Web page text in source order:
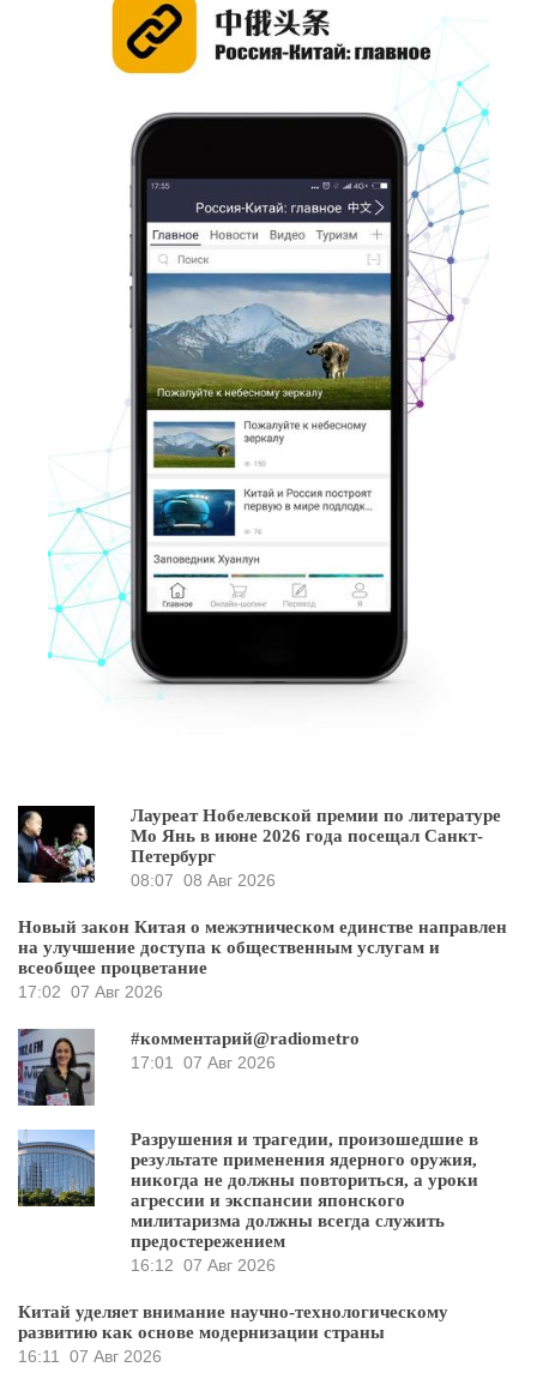
Лауреат Нобелевской премии по литературе
Мо Янь в июне 2026 года посещал Санкт-
Петербург
08:07 08 Авг 2026
Новый закон Китая о межэтническом единстве направлен
на улучшение доступа к общественным услугам и
всеобщее процветание
17:02 07 Авг 2026
#комментарий@radiometro
17:01
07 Авг 2026
Разрушения и трагедии, произошедшие в
результате применения ядерного оружия,
никогда не должны повториться, а уроки
агрессии и экспансии японского
милитаризма должны всегда служить
предостережением
16:12 07 Авг 2026
Китай уделяет внимание научно-технологическому
развитию как основе модернизации страны
16:11
07 Авг 2026